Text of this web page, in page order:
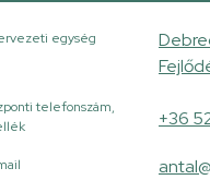
egység
telefonszám,
+36